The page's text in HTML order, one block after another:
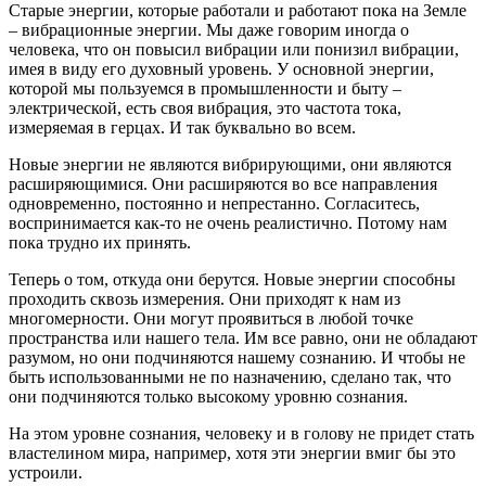
Старые энергии, которые работали и работают пока на Земле
– вибрационные энергии. Мы даже говорим иногда о
человека, что он повысил вибрации или понизил вибрации,
имея в виду его духовный уровень. У основной энергии,
которой мы пользуемся в промышленности и быту –
электрической, есть своя вибрация, это частота тока,
измеряемая в герцах. И так буквально во всем.
Новые энергии не являются вибрирующими, они являются
расширяющимися. Они расширяются во все направления
одновременно, постоянно и непрестанно. Согласитесь,
воспринимается как-то не очень реалистично. Потому нам
пока трудно их принять.
Теперь о том, откуда они берутся. Новые энергии способны
проходить сквозь измерения. Они приходят к нам из
многомерности. Они могут проявиться в любой точке
пространства или нашего тела. Им все равно, они не обладают
разумом, но они подчиняются нашему сознанию. И чтобы не
быть использованными не по назначению, сделано так, что
они подчиняются только высокому уровню сознания.
На этом уровне сознания, человеку и в голову не придет стать
властелином мира, например, хотя эти энергии вмиг бы это
устроили.